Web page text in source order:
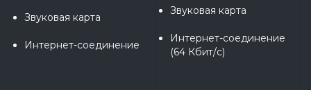
Звуковая карта
Интернет-соединение
Звуковая карта
Интернет-соединение
(64 Кбит/с)